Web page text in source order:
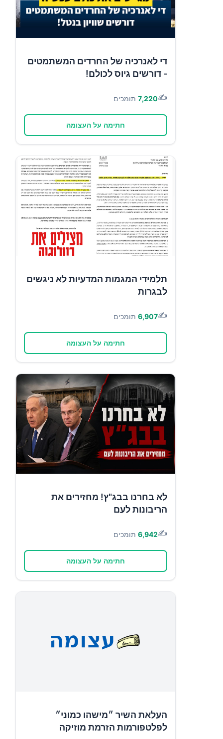
די לאנרכיה של החרדים המשתמטים
- דורשים גיוס לכולם!
✍️
7,220 תומכים
חתימה על העצומה
תלמידי המגמות המדעיות לא ניגשים
לבגרות
✍️
6,907 תומכים
חתימה על העצומה
לא בחרנו בבג"ץ! מחזירים את
הריבונות לעם
✍️
6,942 תומכים
חתימה על העצומה
העלאת השיר ״מישהו כמוני״
לפלטפורמות הזרמת מוזיקה